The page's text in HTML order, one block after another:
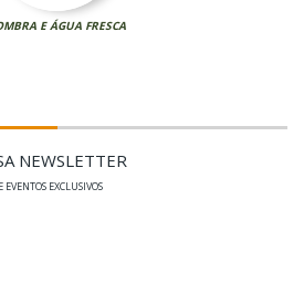
E ÁGUA FRESCA
NEWSLETTER
EXCLUSIVOS